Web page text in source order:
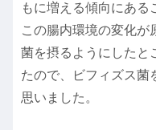
もに増える傾向にある
この腸内環境の変化が
菌を摂るようにしたと
たので、ビフィズス菌
思いました。